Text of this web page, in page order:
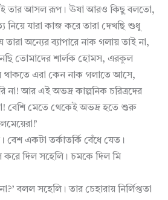
তার আসল রূপ। ঊষা আরও কিছু বলতো,
নিয়ে যারা কাজ করে তারা দেখছি শুধু
অন্যের ব্যাপারে নাক গলায় তাই না,
তোমাদের শার্লক হোমস, এরকুল
থাকতে এরা কেন নাক গলাতে আসে,
না! আর এই অভদ্র কাল্পনিক চরিত্রদের
বেশি মেতে থেকেই অভদ্র হতে শুরু
বেশ একটা তর্কাতর্কি বেঁধে যেত।
করে দিল সহেলি। চমকে দিল মি
বলল সহেলি। তার চেহারায় নির্লিপ্ততা